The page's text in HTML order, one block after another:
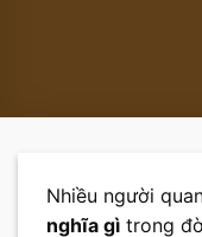
Nhiều người
nghĩa gì trong